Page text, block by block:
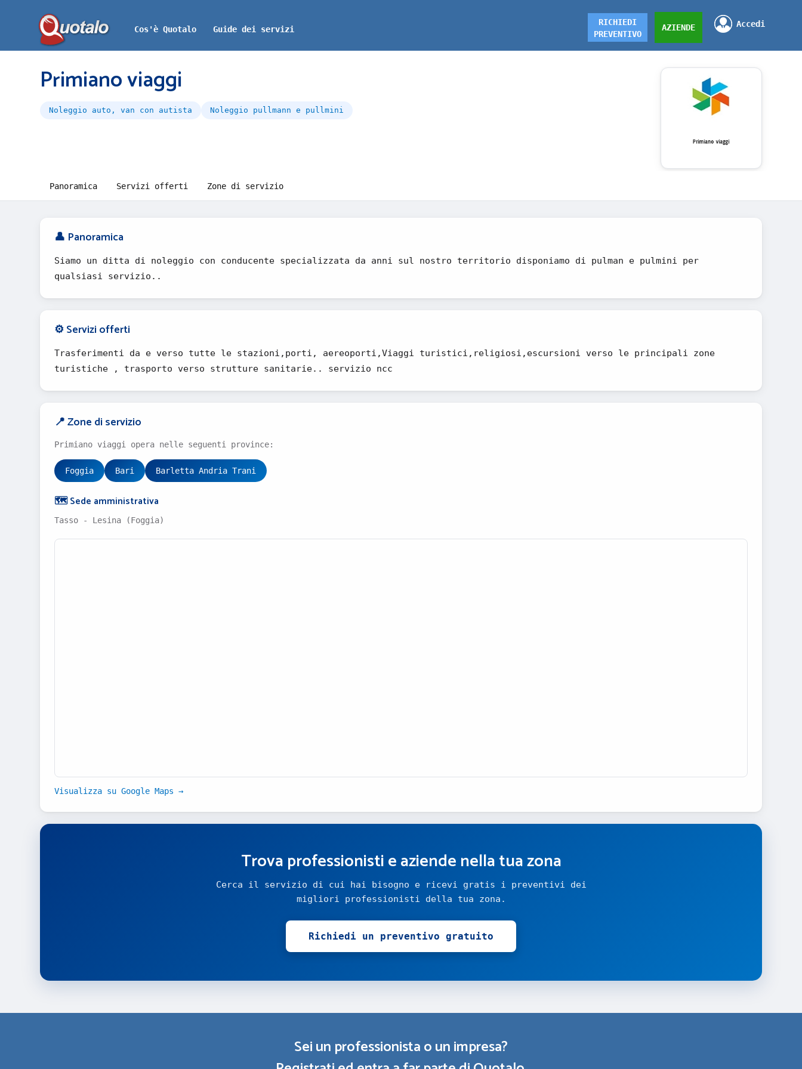
Cos'è Quotalo Guide dei servizi
Accedi
AZIENDE
RICHIEDI
PREVENTIVO
Primiano viaggi
Noleggio auto, van con autista Noleggio pullmann e pullmini
Panoramica Servizi offerti Zone di servizio
👤 Panoramica
Siamo un ditta di noleggio con conducente specializzata da anni sul nostro territorio disponiamo di pulman e pulmini per
qualsiasi servizio..
⚙️ Servizi offerti
Trasferimenti da e verso tutte le stazioni,porti, aereoporti,Viaggi turistici,religiosi,escursioni verso le principali zone
turistiche , trasporto verso strutture sanitarie.. servizio ncc
📍 Zone di servizio
Primiano viaggi opera nelle seguenti province:
Foggia Bari Barletta Andria Trani
🗺️ Sede amministrativa
Tasso - Lesina (Foggia)
Visualizza su Google Maps →
Trova professionisti e aziende nella tua zona
Cerca il servizio di cui hai bisogno e ricevi gratis i preventivi dei
migliori professionisti della tua zona.
Richiedi un preventivo gratuito
Sei un professionista o un impresa?